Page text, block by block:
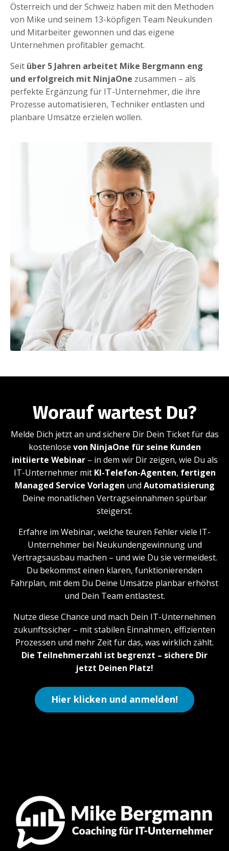
Österreich und der Schweiz haben mit den Methoden
von Mike und seinem 13-köpfigen Team Neukunden
und Mitarbeiter gewonnen und das eigene
Unternehmen profitabler gemacht.
Seit über 5 Jahren arbeitet Mike Bergmann eng
und erfolgreich mit NinjaOne zusammen – als
perfekte Ergänzung für IT-Unternehmer, die ihre
Prozesse automatisieren, Techniker entlasten und
planbare Umsätze erzielen wollen.
Worauf wartest Du?
Melde Dich jetzt an und sichere Dir Dein Ticket für das
kostenlose von NinjaOne für seine Kunden
initiierte Webinar– in dem wir Dir zeigen, wie Du als
IT-Unternehmer mit KI-Telefon-Agenten, fertigen
Managed Service Vorlagen und Automatisierung
Deine monatlichen Vertragseinnahmen spürbar
steigerst.
Erfahre im Webinar, welche teuren Fehler viele IT-
Unternehmer bei Neukundengewinnung und
Vertragsausbau machen – und wie Du sie vermeidest.
Du bekommst einen klaren, funktionierenden
Fahrplan, mit dem Du Deine Umsätze planbar erhöhst
und Dein Team entlastest.
Nutze diese Chance und mach Dein IT-Unternehmen
zukunftssicher – mit stabilen Einnahmen, effizienten
Prozessen und mehr Zeit für das, was wirklich zählt.
Die Teilnehmerzahl ist begrenzt – sichere Dir
jetzt Deinen Platz!
Hier klicken und anmelden!